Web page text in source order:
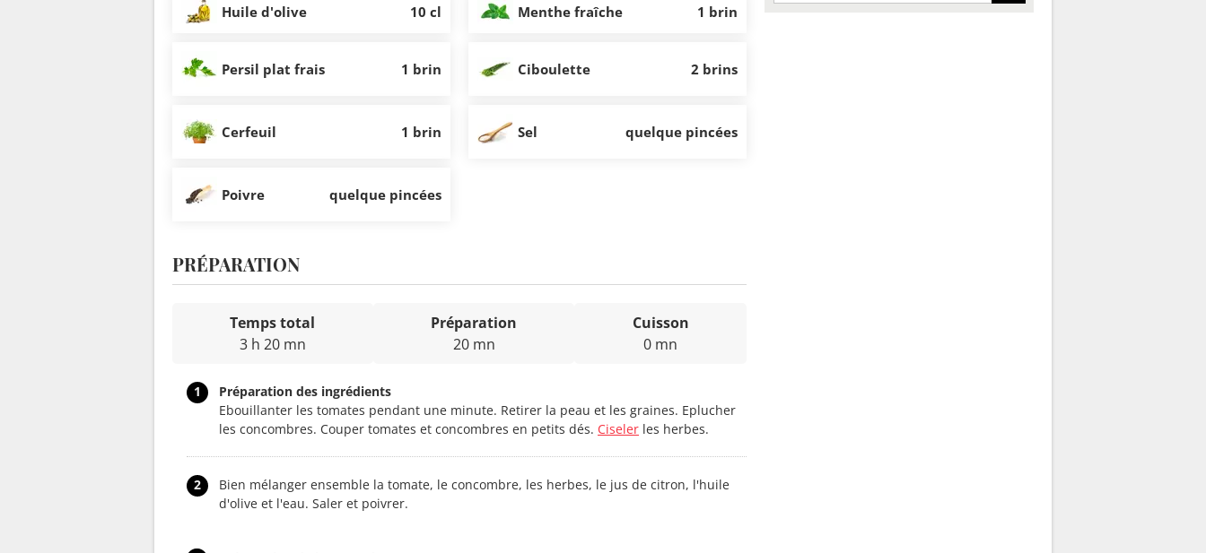
Huile d'olive 10 cl Menthe fraîche 1 brin
Persil plat frais 1 brin Ciboulette 2 brins
Cerfeuil 1 brin Sel quelque pincées
Poivre quelque pincées
PRÉPARATION
Temps total
3 h 20 mn
Préparation
20 mn
Cuisson
0 mn
1
Préparation des ingrédients
Ebouillanter les tomates pendant une minute. Retirer la peau et les graines. Eplucher
les concombres. Couper tomates et concombres en petits dés. Ciseler les herbes.
2
Bien mélanger ensemble la tomate, le concombre, les herbes, le jus de citron, l'huile
d'olive et l'eau. Saler et poivrer.